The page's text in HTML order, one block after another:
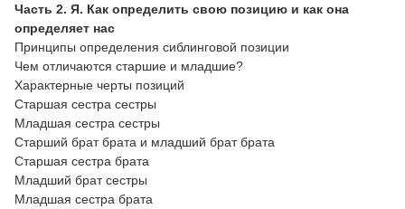
Часть 2. Я. Как определить свою позицию и как она
определяет нас
Принципы определения сиблинговой позиции
Чем отличаются старшие и младшие?
Характерные черты позиций
Старшая сестра сестры
Младшая сестра сестры
Старший брат брата и младший брат брата
Старшая сестра брата
Младший брат сестры
Младшая сестра брата